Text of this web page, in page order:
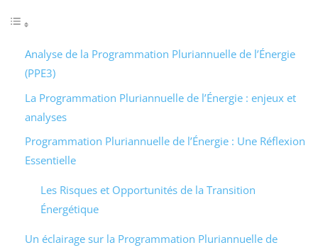
Analyse de la Programmation Pluriannuelle de l’Énergie
(PPE3)
La Programmation Pluriannuelle de l’Énergie : enjeux et
analyses
Programmation Pluriannuelle de l’Énergie : Une Réflexion
Essentielle
Les Risques et Opportunités de la Transition
Énergétique
Un éclairage sur la Programmation Pluriannuelle de